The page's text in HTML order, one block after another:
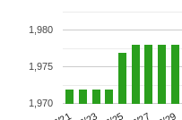
1,970
1,975
1,980